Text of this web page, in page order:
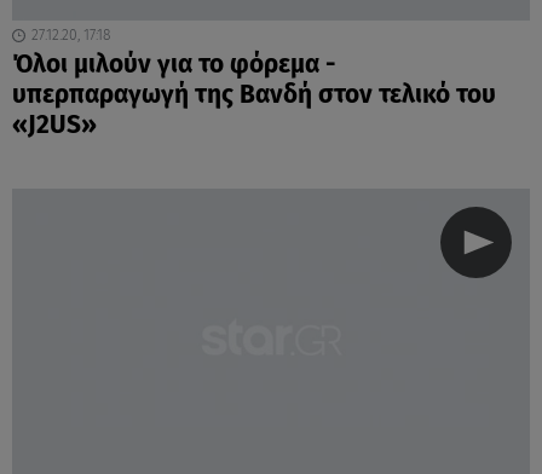
27.12.20, 17:18
Όλοι μιλούν για το φόρεμα -
υπερπαραγωγή της Βανδή στον τελικό του
«J2US»